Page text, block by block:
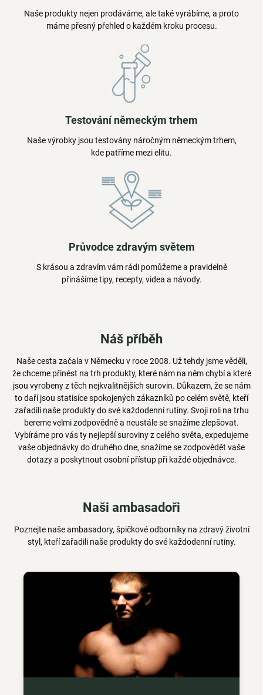
Naše produkty nejen prodáváme, ale také vyrábíme, a proto
máme přesný přehled o každém kroku procesu.
Testování německým trhem
Naše výrobky jsou testovány náročným německým trhem,
kde patříme mezi elitu.
Průvodce zdravým světem
S krásou a zdravím vám rádi pomůžeme a pravidelně
přinášíme tipy, recepty, videa a návody.
Náš příběh
Naše cesta začala v Německu v roce 2008. Už tehdy jsme věděli,
že chceme přinést na trh produkty, které nám na něm chybí a které
jsou vyrobeny z těch nejkvalitnějších surovin. Důkazem, že se nám
to daří jsou statisíce spokojených zákazníků po celém světě, kteří
zařadili naše produkty do své každodenní rutiny. Svoji roli na trhu
bereme velmi zodpovědně a neustále se snažíme zlepšovat.
Vybíráme pro vás ty nejlepší suroviny z celého světa, expedujeme
vaše objednávky do druhého dne, snažíme se zodpovědět vaše
dotazy a poskytnout osobní přístup při každé objednávce.
Naši ambasadoři
Poznejte naše ambasadory, špičkové odborníky na zdravý životní
styl, kteří zařadili naše produkty do své každodenní rutiny.